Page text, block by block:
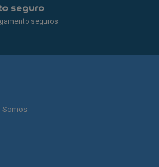
seguro
seguros
Somos